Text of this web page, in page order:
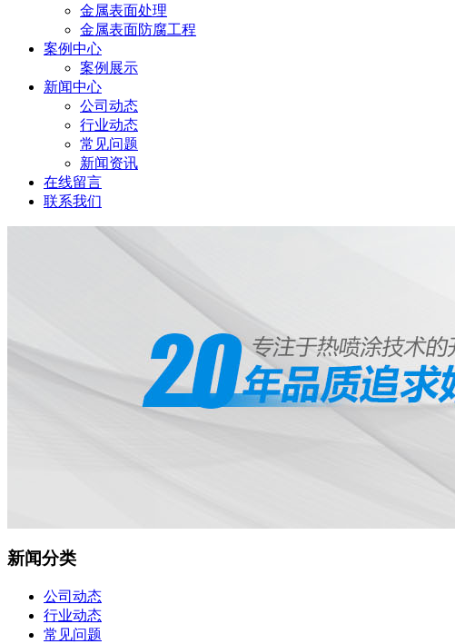
金属表面处理
金属表面防腐工程
案例中心
案例展示
新闻中心
公司动态
行业动态
常见问题
新闻资讯
在线留言
联系我们
新闻分类
公司动态
行业动态
常见问题